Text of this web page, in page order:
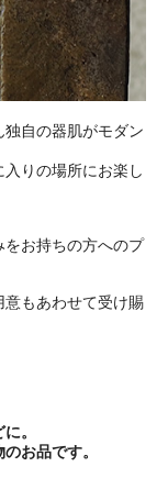
自の器肌がモダン
りの場所にお楽し
お持ちの方へのプ
もあわせて受け賜
。
お品です。